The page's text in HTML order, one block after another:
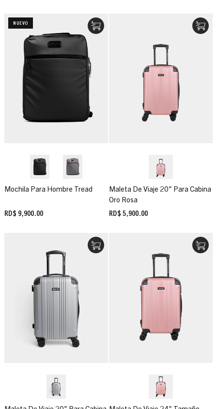
NUEVO
Mochila Para Hombre Tread
RD$ 9,900.00
Maleta De Viaje 20" Para Cabina
Oro Rosa
RD$ 5,900.00